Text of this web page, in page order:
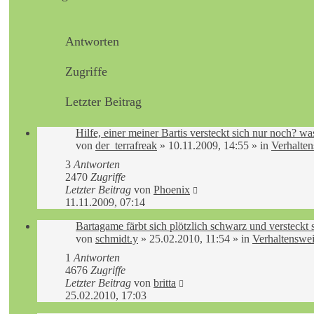
Antworten
Zugriffe
Letzter Beitrag
Hilfe, einer meiner Bartis versteckt sich nur noch?
von der_terrafreak » 10.11.2009, 14:55 » in
3 Antworten
2470 Zugriffe
Letzter Beitrag von Phoenix
11.11.2009, 07:14
Bartagame färbt sich plötzlich schwarz und versteckt
von schmidt.y » 25.02.2010, 11:54 » in
1 Antworten
4676 Zugriffe
Letzter Beitrag von britta
25.02.2010, 17:03